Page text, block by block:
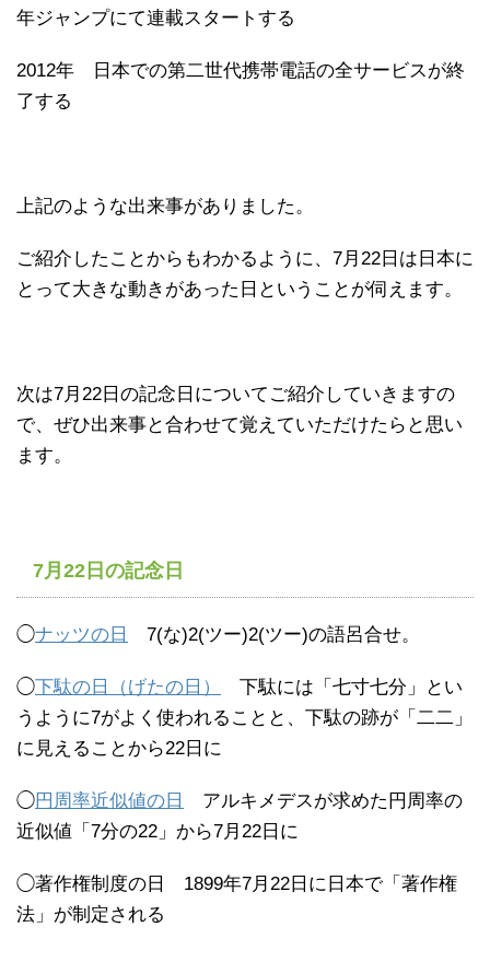
年ジャンプにて連載スタートする
2012年 日本での第二世代携帯電話の全サービスが終
了する
上記のような出来事がありました。
ご紹介したことからもわかるように、7月22日は日本に
とって大きな動きがあった日ということが伺えます。
次は7月22日の記念日についてご紹介していきますの
で、ぜひ出来事と合わせて覚えていただけたらと思い
ます。
7月22日の記念日
◯ナッツの日 7(な)2(ツー)2(ツー)の語呂合せ。
◯下駄の日（げたの日）
下駄には「七寸七分」とい
うように7がよく使われることと、下駄の跡が「二二」
に見えることから22日に
◯円周率近似値の日
アルキメデスが求めた円周率の
近似値「7分の22」から7月22日に
◯著作権制度の日 1899年7月22日に日本で「著作権
法」が制定される